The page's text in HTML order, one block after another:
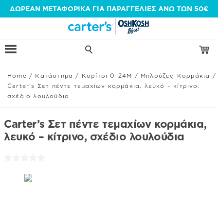
Μετάβαση
περιεχόμενο
ΔΩΡΕΑΝ ΜΕΤΑΦΟΡΙΚΑ ΓΙΑ ΠΑΡΑΓΓΕΛΙΕΣ ΑΝΩ ΤΩΝ 50€
Home / Κατάστημα / Κορίτσι 0-24Μ / Μπλούζες-Κορμάκια
/
Carter’s Σετ πέντε τεμαχίων κορμάκια, λευκό – κίτρινο,
σχέδιο λουλούδια
Carter’s Σετ πέντε τεμαχίων κορμάκια,
λευκό – κίτρινο, σχέδιο λουλούδια